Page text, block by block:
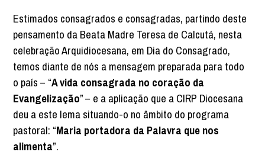
Estimados consagrados e consagradas, partindo deste
pensamento da Beata Madre Teresa de Calcutá, nesta
celebração Arquidiocesana, em Dia do Consagrado,
temos diante de nós a mensagem preparada para todo
o país – “A vida consagrada no coração da
Evangelização” – e a aplicação que a CIRP Diocesana
deu a este lema situando-o no âmbito do programa
pastoral: “Maria portadora da Palavra que nos
alimenta”.